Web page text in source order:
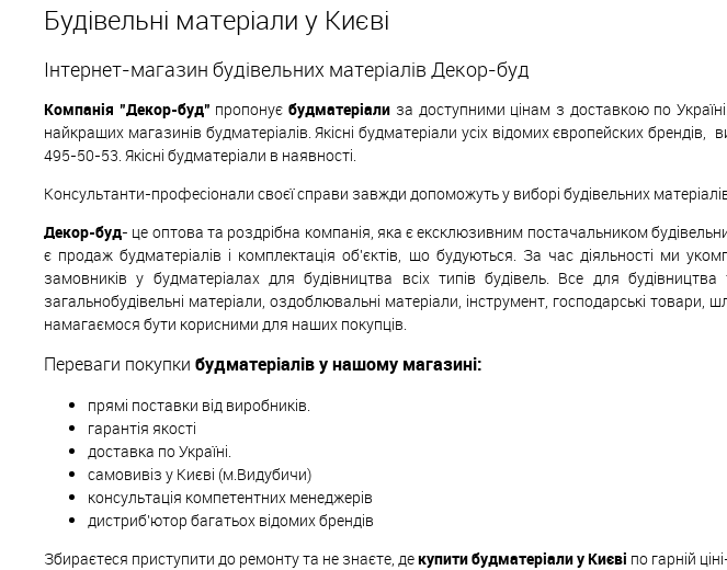
Будівельні матеріали у Києві
Інтернет-магазин будівельних матеріалів Декор-буд
Компанія "Декор-буд" пропонуєбудматеріали за доступними цінам з доставкою по
найкращих магазинів будматеріалів. Якісні будматеріали усіх відомих європейскихбрендів,
495-50-53. Якісні будматеріали в наявності.
Консультанти-професіонали своєї справи завжди допоможуть у виборі будівельних
Декор-буд- це оптова та роздрібна компанія, яка є ексклюзивним постачальником
є продаж будматеріалів і комплектація об'єктів, що будуються. За час діяльності ми
замовників у будматеріалах для будівництва всіх типів будівель. Все для
загальнобудівельні матеріали, оздоблювальні матеріали, інструмент, господарські
намагаємося бути корисними для наших покупців.
Переваги покупки будматеріалів у нашому магазині:
прямі поставки від виробників.
гарантія якості
доставка по Україні.
самовивіз у Києві (м.Видубичи)
консультація компетентних менеджерів
дистриб'ютор багатьох відомих брендів
Збираєтеся приступити до ремонту та не знаєте, декупити будматеріали у Києві по гарній